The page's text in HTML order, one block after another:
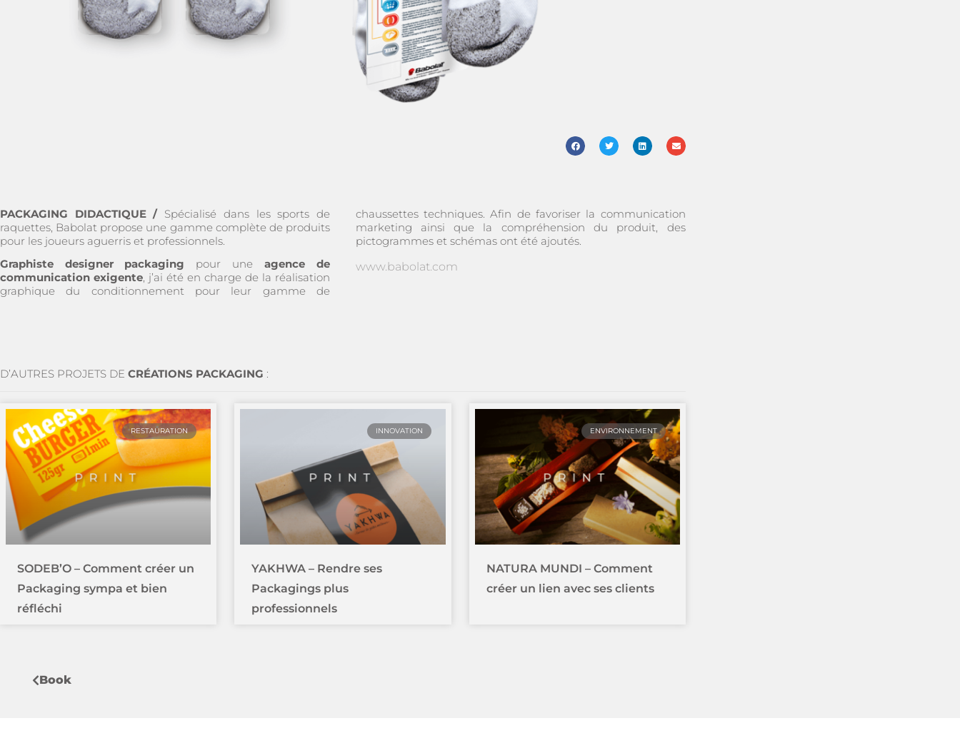
PACKAGING DIDACTIQUE / Spécialisé dans les sports de
raquettes, Babolat propose une gamme complète de produits
pour les joueurs aguerris et professionnels.
Graphiste designer packaging pour une agence de
communication exigente, j’ai été en charge de la réalisation
graphique du conditionnement pour leur gamme de
chaussettes techniques. Afin de favoriser la communication
marketing ainsi que la compréhension du produit, des
pictogrammes et schémas ont été ajoutés.
www.babolat.com
D’AUTRES PROJETS DE CRÉATIONS PACKAGING :
RESTAURATION
SODEB’O – Comment créer un
Packaging sympa et bien
réfléchi
INNOVATION
YAKHWA – Rendre ses
Packagings plus
professionnels
ENVIRONNEMENT
NATURA MUNDI – Comment
créer un lien avec ses clients
Book